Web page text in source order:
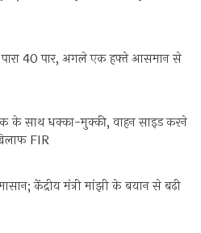
पारा 40 पार, अगले एक हफ्ते आसमान से
के साथ धक्का-मुक्की, वाहन साइड करने
FIR
केंद्रीय मंत्री मांझी के बयान से बढ़ी